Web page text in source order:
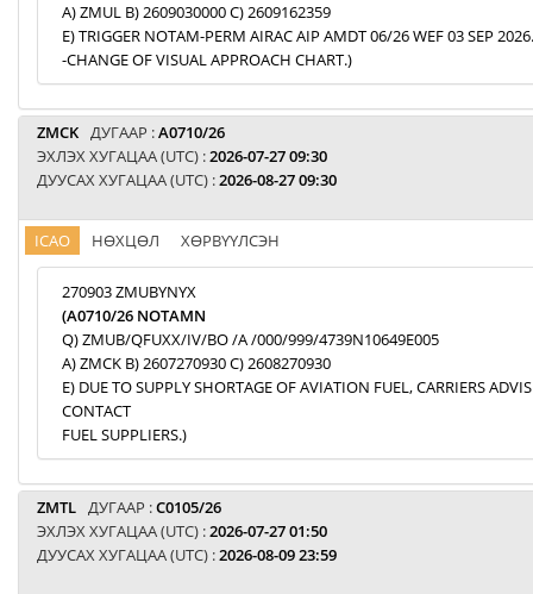
A) ZMUL B) 2609030000 C) 2609162359
E) TRIGGER NOTAM-PERM AIRAC AIP AMDT 06/26 WEF 03 SEP 2026.
-CHANGE OF VISUAL APPROACH CHART.)
ZMCK ДУГААР :A0710/26
ЭХЛЭХ ХУГАЦАА (UTC) :2026-07-27 09:30
ДУУСАХ ХУГАЦАА (UTC) :2026-08-27 09:30
ICAO НӨХЦӨЛ ХӨРВҮҮЛСЭН
270903 ZMUBYNYX
(A0710/26 NOTAMN
Q) ZMUB/QFUXX/IV/BO /A /000/999/4739N10649E005
A) ZMCK B) 2607270930 C) 2608270930
E) DUE TO SUPPLY SHORTAGE OF AVIATION FUEL, CARRIERS
CONTACT
FUEL SUPPLIERS.)
ZMTL ДУГААР :C0105/26
ЭХЛЭХ ХУГАЦАА (UTC) :2026-07-27 01:50
ДУУСАХ ХУГАЦАА (UTC) :2026-08-09 23:59